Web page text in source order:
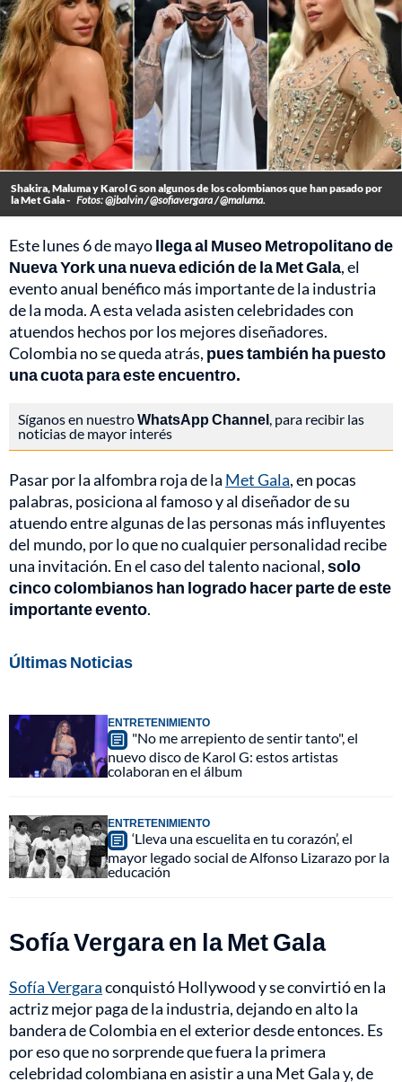
Shakira, Maluma y Karol G son algunos de los colombianos que han pasado por
la Met Gala - Fotos: @jbalvin / @sofiavergara / @maluma.
Este lunes 6 de mayollega al Museo Metropolitano de
Nueva York una nueva edición de la Met Gala, el
evento anual benéfico más importante de la industria
de la moda. A esta velada asisten celebridades con
atuendos hechos por los mejores diseñadores.
Colombia no se queda atrás, pues también ha puesto
una cuota para este encuentro.
Síganos en nuestroWhatsApp Channel, para recibir las
noticias de mayor interés
Pasar por la alfombra roja de la Met Gala, en pocas
palabras, posiciona al famoso y al diseñador de su
atuendo entre algunas de las personas más influyentes
del mundo, por lo que no cualquier personalidad recibe
una invitación. En el caso del talento nacional,solo
cinco colombianos han logrado hacer parte de este
importante evento.
Últimas Noticias
ENTRETENIMIENTO
"No me arrepiento de sentir tanto", el
nuevo disco de Karol G: estos artistas
colaboran en el álbum
ENTRETENIMIENTO
‘Lleva una escuelita en tu corazón’, el
mayor legado social de Alfonso Lizarazo por la
educación
Sofía Vergara en la Met Gala
Sofía Vergaraconquistó Hollywood y se convirtió en la
actriz mejor paga de la industria, dejando en alto la
bandera de Colombia en el exterior desde entonces. Es
por eso que no sorprende que fuera la primera
celebridad colombiana en asistir a una Met Gala y, de